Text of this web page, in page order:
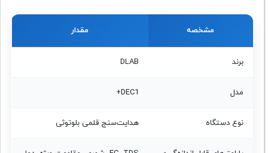
مشخصه مقدار
برند DLAB
مدل DEC1+
نوع دستگاه هدایت‌سنج قلمی بلوتوثی